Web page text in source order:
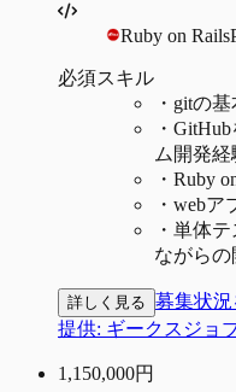
Ruby on Rails
必須スキル
・ gitの
・ GitHub
ム開発経
・ Ruby
・ webア
・ 単体テ
ながらの
詳しく見る 募集状
提供: ギークスジョ
1,150,000円